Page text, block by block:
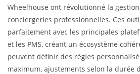
Wheelhouse ont révolutionné la
conciergeries professionnelles. Ces
parfaitement avec les principales
et les PMS, créant un écosystème
peuvent définir des règles
maximum, ajustements selon la durée